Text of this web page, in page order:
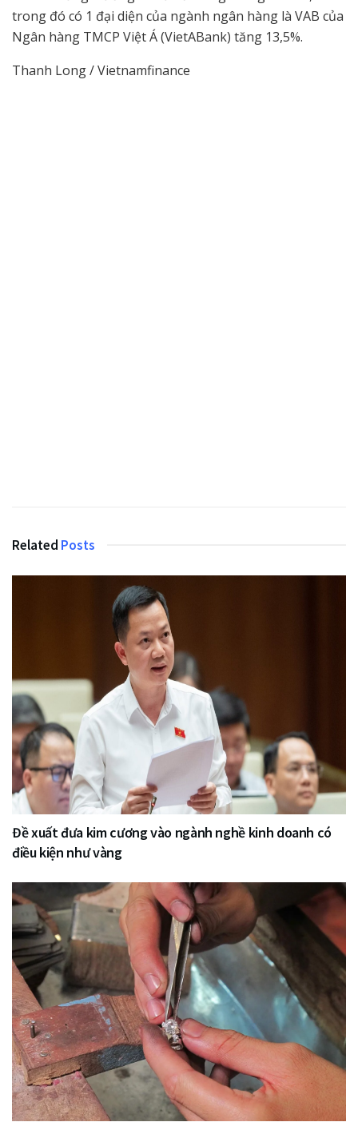
trong đó có 1 đại diện của ngành ngân hàng là VAB của
Ngân hàng TMCP Việt Á (VietABank) tăng 13,5%.
Thanh Long / Vietnamfinance
Related Posts
Đề xuất đưa kim cương vào ngành nghề kinh doanh có
điều kiện như vàng